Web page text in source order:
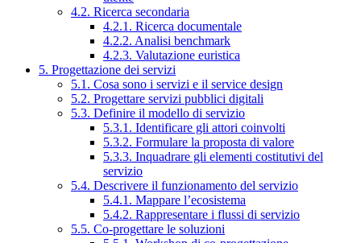
4.2. Ricerca secondaria
4.2.1. Ricerca documentale
4.2.2. Analisi benchmark
4.2.3. Valutazione euristica
5. Progettazione dei servizi
5.1. Cosa sono i servizi e il service design
5.2. Progettare servizi pubblici digitali
5.3. Definire il modello di servizio
5.3.1. Identificare gli attori coinvolti
5.3.2. Formulare la proposta di valore
5.3.3. Inquadrare gli elementi costitutivi del
servizio
5.4. Descrivere il funzionamento del servizio
5.4.1. Mappare l’ecosistema
5.4.2. Rappresentare i flussi di servizio
5.5. Co-progettare le soluzioni